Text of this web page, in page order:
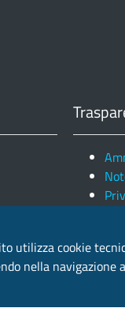
utilizza cookie
nella navigazione